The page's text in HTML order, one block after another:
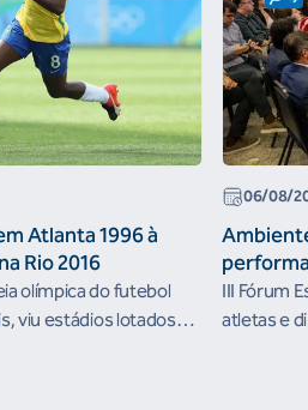
Atlanta 1996 à
Rio 2016
olímpica do futebol
viu estádios lotados
06/08/
III Fórum
atletas e